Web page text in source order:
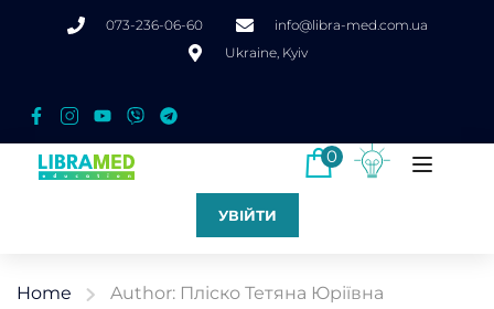
073-236-06-60
info@libra-med.com.ua
Ukraine, Kyiv
0
УВІЙТИ
Home Author: Пліско Тетяна Юріївна